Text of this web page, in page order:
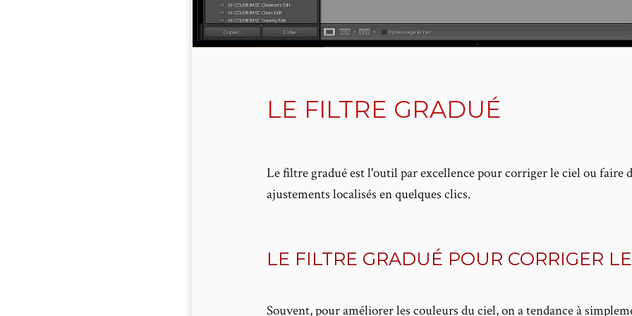
LE FILTRE GRADUÉ
Le filtre gradué est l'outil par excellence pour corriger le ciel ou faire
ajustements localisés en quelques clics.
LE FILTRE GRADUÉ POUR CORRIGER
Souvent, pour améliorer les couleurs du ciel, on a tendance à